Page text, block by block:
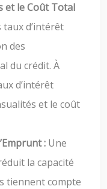
et le Coût Total
taux d’intérêt
des
du crédit. À
d’intérêt
et le coût
: Une
la capacité
tiennent compte